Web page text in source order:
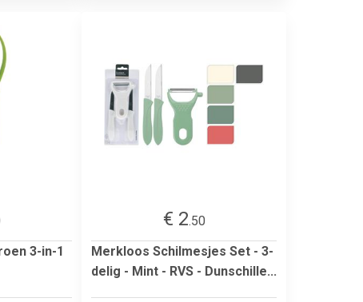
3-in-1
€ 2.50
Merkloos Schilmesjes Set - 3-
delig - Mint - RVS - Dunschille...